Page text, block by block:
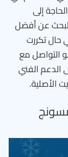
إلى
عن أفضل
حال تكررت
التواصل مع
الدعم الفني
الأصلية.